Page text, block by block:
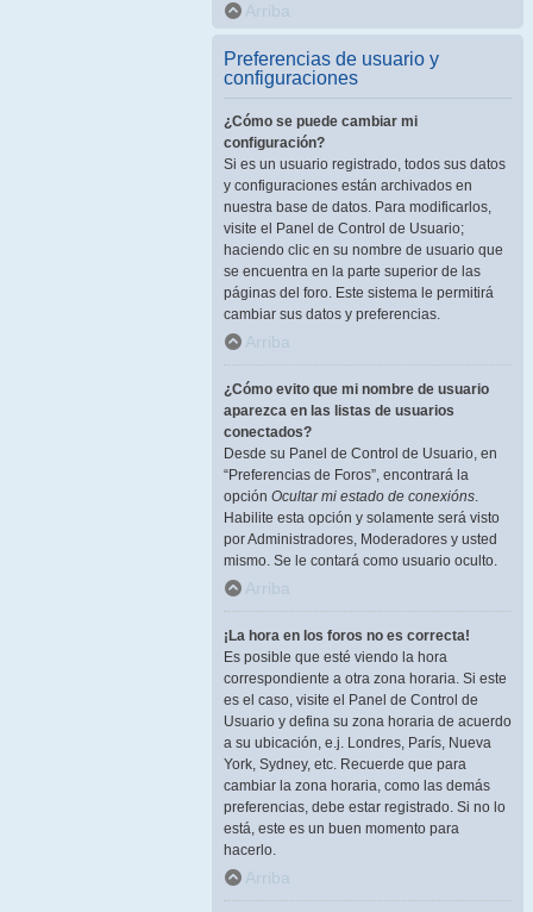
Arriba
Preferencias de usuario y
configuraciones
¿Cómo se puede cambiar mi
configuración?
Si es un usuario registrado, todos sus datos
y configuraciones están archivados en
nuestra base de datos. Para modificarlos,
visite el Panel de Control de Usuario;
haciendo clic en su nombre de usuario que
se encuentra en la parte superior de las
páginas del foro. Este sistema le permitirá
cambiar sus datos y preferencias.
Arriba
¿Cómo evito que mi nombre de usuario
aparezca en las listas de usuarios
conectados?
Desde su Panel de Control de Usuario, en
“Preferencias de Foros”, encontrará la
opción Ocultar mi estado de conexións.
Habilite esta opción y solamente será visto
por Administradores, Moderadores y usted
mismo. Se le contará como usuario oculto.
Arriba
¡La hora en los foros no es correcta!
Es posible que esté viendo la hora
correspondiente a otra zona horaria. Si este
es el caso, visite el Panel de Control de
Usuario y defina su zona horaria de acuerdo
a su ubicación, e.j. Londres, París, Nueva
York, Sydney, etc. Recuerde que para
cambiar la zona horaria, como las demás
preferencias, debe estar registrado. Si no lo
está, este es un buen momento para
hacerlo.
Arriba